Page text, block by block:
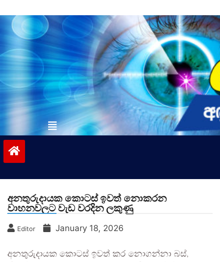
to
contentvinivida.lk
අනතුරුදායක කොටස් ඉවත් නොකරන
වාහනවලට වැඩ වරදින ලකුණු
Editor January 18, 2026
අනතුරුදායක කොටස් ඉවත් කර නොගන්නා බස්,